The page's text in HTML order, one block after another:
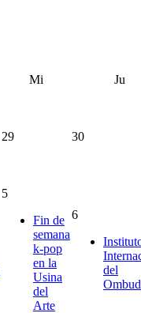
Mi Ju
29 30
5
Fin de
semana
k-pop
en la
Usina
del
Arte
6
del